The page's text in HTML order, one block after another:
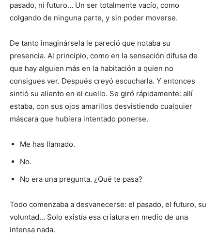
pasado, ni futuro… Un ser totalmente vacío, como
colgando de ninguna parte, y sin poder moverse.
De tanto imaginársela le pareció que notaba su
presencia. Al principio, como en la sensación difusa de
que hay alguien más en la habitación a quien no
consigues ver. Después creyó escucharla. Y entonces
sintió su aliento en el cuello. Se giró rápidamente: allí
estaba, con sus ojos amarillos desvistiendo cualquier
máscara que hubiera intentado ponerse.
Me has llamado.
No.
No era una pregunta. ¿Qué te pasa?
Todo comenzaba a desvanecerse: el pasado, el futuro, su
voluntad… Solo existía esa criatura en medio de una
intensa nada.